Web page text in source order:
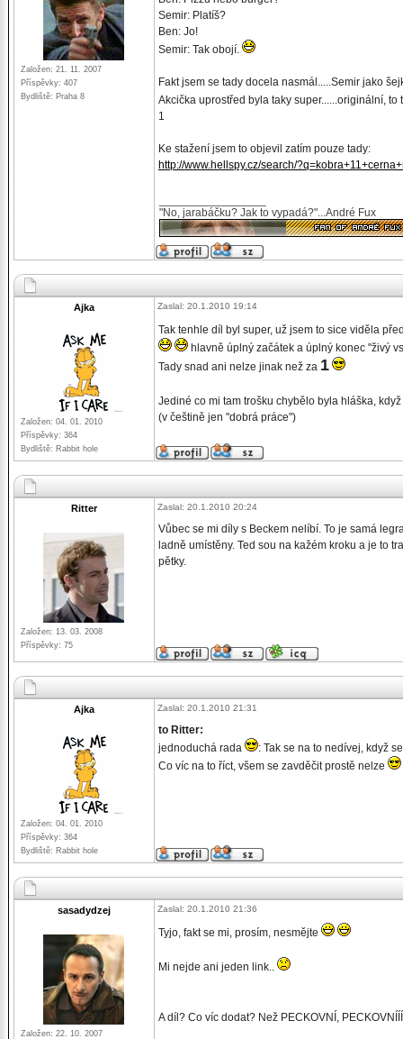
Založen: 21. 11. 2007
Příspěvky: 407
Bydliště: Praha 8
Semir: Platíš?
Ben: Jo!
Semir: Tak obojí.
Fakt jsem se tady docela nasmál.....Semir jako
Akcička uprostřed byla taky super......originální,
1
Ke stažení jsem to objevil zatím pouze tady:
http://www.hellspy.cz/search/
"No, jarabáčku? Jak to vypadá?"...André Fux
Ajka
Založen: 04. 01. 2010
Příspěvky: 364
Bydliště: Rabbit hole
Zaslal: 20.1.2010 19:14
Tak tenhle díl byl super, už jsem to sice viděla
hlavně úplný začátek a úplný konec "živý
Tady snad ani nelze jinak než za 1
Jediné co mi tam trošku chybělo byla hláška,
(v češtině jen "dobrá práce")
Ritter
Založen: 13. 03. 2008
Příspěvky: 75
Zaslal: 20.1.2010 20:24
Vůbec se mi díly s Beckem nelíbí. To je samá
ladně umístěny. Ted sou na kažém kroku a je to
pětky.
Ajka
Založen: 04. 01. 2010
Příspěvky: 364
Bydliště: Rabbit hole
Zaslal: 20.1.2010 21:31
to Ritter:
jednoduchá rada
: Tak se na to nedívej, když
Co víc na to říct, všem se zavděčit prostě nelze
sasadydzej
Založen: 22. 10. 2007
Zaslal: 20.1.2010 21:36
Tyjo, fakt se mi, prosím, nesmějte
Mi nejde ani jeden link..
A díl? Co víc dodat? Než PECKOVNÍ,